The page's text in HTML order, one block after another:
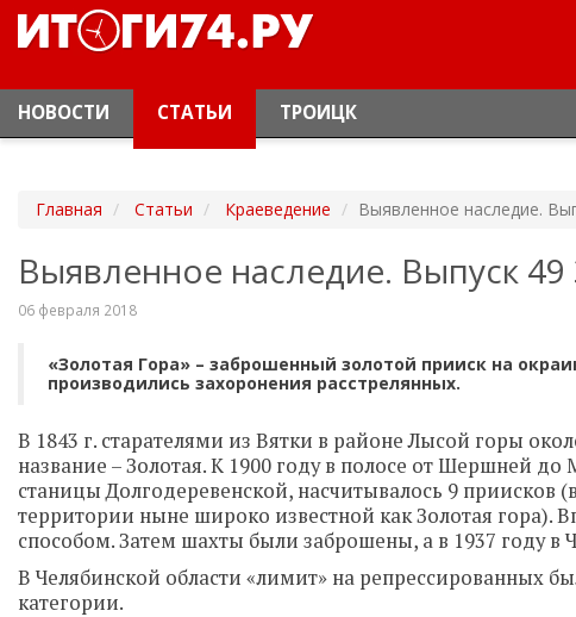
НОВОСТИ СТАТЬИ ТРОИЦК
Главная Статьи Краеведение Выявленное наследие.
Выявленное наследие. Выпуск 49
06 февраля 2018
«Золотая Гора» – заброшенный золотой прииск на
производились захоронения расстрелянных.
В 1843 г. старателями из Вятки в районе Лысой горы
название – Золотая. К 1900 году в полосе от Шершней
станицы Долгодеревенской, насчитывалось 9
территории ныне широко известной как Золотая гора).
способом. Затем шахты были заброшены, а в 1937 году в
В Челябинской области «лимит» на репрессированных
категории.